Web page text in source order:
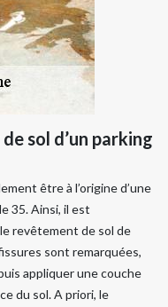
sol d’un parking
être à l’origine d’une
35. Ainsi, il est
revêtement de sol de
sont remarquées,
appliquer une couche
du sol. A priori, le